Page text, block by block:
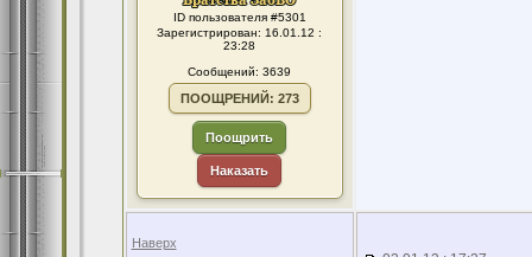
ID пользователя #5301
Зарегистрирован: 16.01.12 :
23:28
Сообщений: 3639
ПООЩРЕНИЙ: 273
Поощрить
Наказать
Наверх